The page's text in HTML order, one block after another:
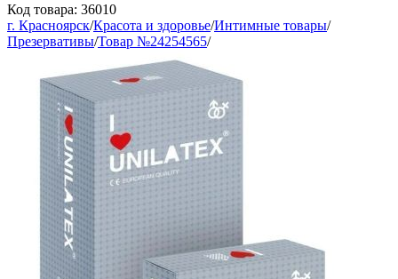
Код товара: 36010
г. Красноярск/Красота и здоровье/Интимные товары/
Презервативы/Товар №24254565/